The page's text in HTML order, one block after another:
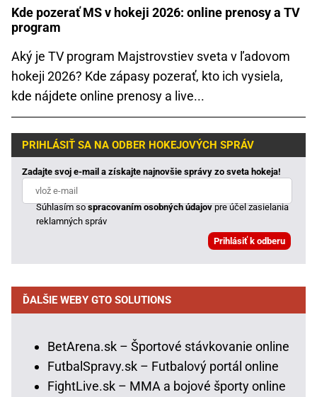
Kde pozerať MS v hokeji 2026: online prenosy a TV
program
Aký je TV program Majstrovstiev sveta v ľadovom
hokeji 2026? Kde zápasy pozerať, kto ich vysiela,
kde nájdete online prenosy a live...
PRIHLÁSIŤ SA NA ODBER HOKEJOVÝCH SPRÁV
Zadajte svoj e-mail a získajte najnovšie správy zo sveta hokeja!
Súhlasím sospracovaním osobných údajovpre účel zasielania
reklamných správ
ĎALŠIE WEBY GTO SOLUTIONS
BetArena.sk – Športové stávkovanie online
FutbalSpravy.sk – Futbalový portál online
FightLive.sk – MMA a bojové športy online